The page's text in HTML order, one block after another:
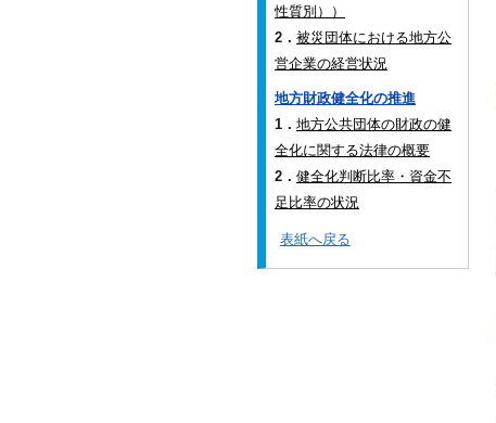
性質別））
2． 被災団体における地方公
営企業の経営状況
地方財政健全化の推進
1． 地方公共団体の財政の健
全化に関する法律の概要
2． 健全化判断比率・資金不
足比率の状況
表紙へ戻る